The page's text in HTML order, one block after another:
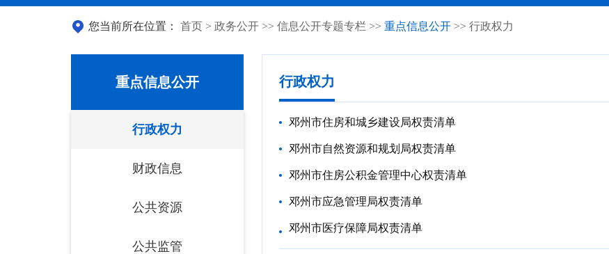
您当前所在位置： 首页 > 政务公开 >> 信息公开专题专栏 >> 重点信息公开 >> 行政权力
重点信息公开
行政权力
财政信息
公共资源
公共监管
行政权力
邓州市住房和城乡建设局权责清单
邓州市自然资源和规划局权责清单
邓州市住房公积金管理中心权责清单
邓州市应急管理局权责清单
邓州市医疗保障局权责清单